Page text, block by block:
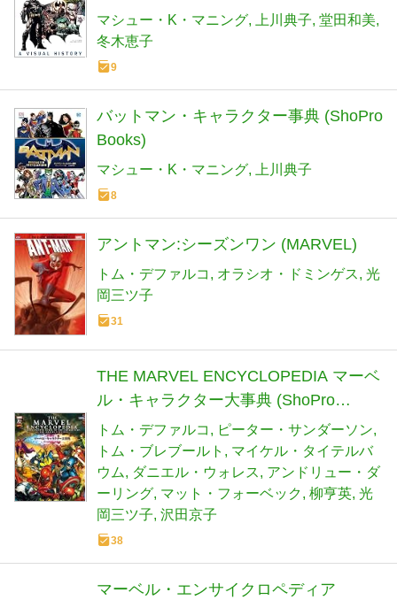
マシュー・K・マニング 上川典子 堂田和美
冬木恵子
9
バットマン・キャラクター事典 (ShoPro
Books)
マシュー・K・マニング 上川典子
8
アントマン:シーズンワン (MARVEL)
トム・デファルコ オラシオ・ドミンゲス 光
岡三ツ子
31
THE MARVEL ENCYCLOPEDIA マーベ
ル・キャラクター大事典 (ShoPro
Books)
トム・デファルコ
ピーター・サンダーソン
トム・ブレブールト
マイケル・タイテルバ
ウム
ダニエル・ウォレス
アンドリュー・ダ
ーリング マット・フォーベック 柳亨英 光
岡三ツ子 沢田京子
38
マーベル・エンサイクロペディア